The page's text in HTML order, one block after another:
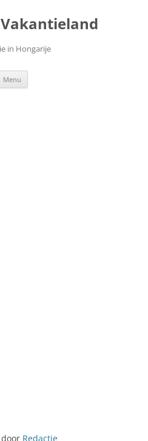
in Hongarije
Menu
Redactie